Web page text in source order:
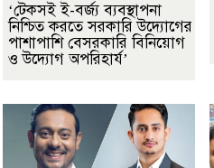
‘টেকসই ই-বর্জ্য ব্যবস্থাপনা
নিশ্চিত করতে সরকারি উদ্যোগের
পাশাপাশি বেসরকারি বিনিয়োগ
ও উদ্যোগ অপরিহার্য’